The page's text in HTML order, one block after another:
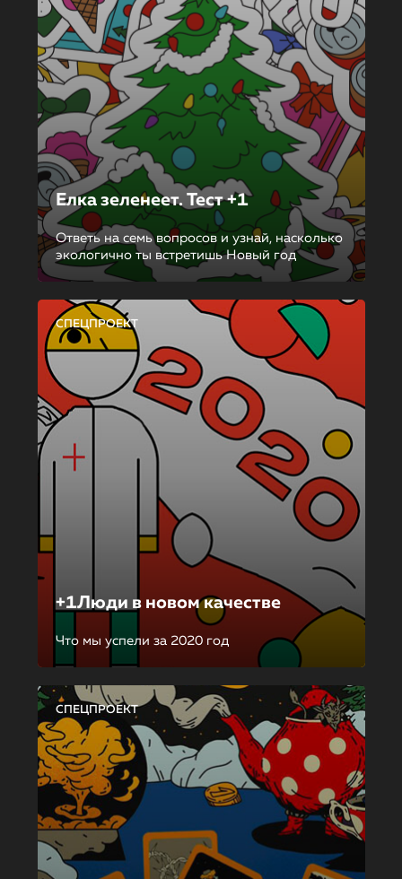
Елка зеленеет. Тест +1
Ответь на семь вопросов и узнай, насколько
экологично ты встретишь Новый год
СПЕЦПРОЕКТ
+1Люди в новом качестве
Что мы успели за 2020 год
СПЕЦПРОЕКТ